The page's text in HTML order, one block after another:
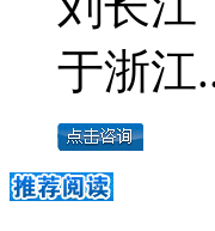
于浙江